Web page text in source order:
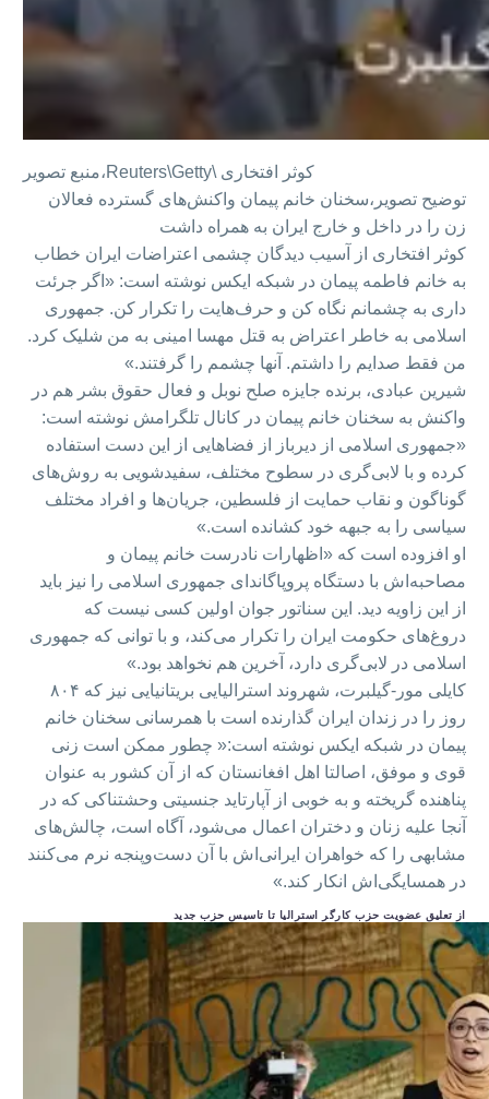
منبع تصویر،
Reuters\Getty\ کوثر افتخاری
توضیح تصویر،سخنان خانم پیمان واکنش‌های گسترده فعالان
زن را در داخل و خارج ایران به همراه داشت
کوثر افتخاری از آسیب دیدگان چشمی اعتراضات ایران خطاب
به خانم فاطمه پیمان در شبکه ایکس نوشته است: «اگر جرئت
داری به چشمانم نگاه کن و حرف‌هایت را تکرار کن. جمهوری
اسلامی به خاطر اعتراض به قتل مهسا امینی به من شلیک کرد.
من فقط صدایم را داشتم. آنها چشمم را گرفتند.»
شیرین عبادی، برنده جایزه صلح نوبل و فعال حقوق بشر هم در
واکنش به سخنان خانم پیمان در کانال تلگرامش نوشته است:
«جمهوری اسلامی از دیرباز از فضاهایی از این دست استفاده
کرده و با لابی‌گری در سطوح مختلف، سفیدشویی به روش‌های
گوناگون و نقاب حمایت از فلسطین، جریان‌ها و افراد مختلف
سیاسی را به جبهه خود کشانده است.»
او افزوده است که «اظهارات نادرست خانم پیمان و
مصاحبه‌اش با دستگاه پروپاگاندای جمهوری اسلامی را نیز باید
از این زاویه دید. این سناتور جوان اولین کسی نیست که
دروغ‌های حکومت ایران را تکرار می‌کند، و با توانی که جمهوری
اسلامی در لابی‌گری دارد، آخرین هم نخواهد بود.»
کایلی مور-گیلبرت، شهروند استرالیایی بریتانیایی نیز که ۸۰۴
روز را در زندان ایران گذارنده است با همرسانی سخنان خانم
پیمان در شبکه ایکس نوشته است:« چطور ممکن است زنی
قوی و موفق، اصالتا اهل افغانستان که از آن کشور به عنوان
پناهنده گریخته و به خوبی از آپارتاید جنسیتی وحشتناکی که در
آنجا علیه زنان و دختران اعمال می‌شود، آگاه است، چالش‌های
مشابهی را که خواهران ایرانی‌اش با آن دست‌و‌پنجه نرم می‌کنند
در همسایگی‌اش انکار کند.»
از تعلیق عضویت حزب کارگر استرالیا تا تاسیس حزب جدید